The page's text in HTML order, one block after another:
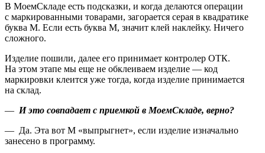
В МоемСкладе есть подсказки, и когда делаются операции
с маркированными товарами, загорается серая в квадратике
буква М. Если есть буква М, значит клей наклейку. Ничего
сложного.
Изделие пошили, далее его принимает контролер ОТК.
На этом этапе мы еще не обклеиваем изделие — код
маркировки клеится уже тогда, когда изделие принимается
на склад.
— И это совпадает с приемкой в МоемСкладе, верно?
— Да. Эта вот М «выпрыгнет», если изделие изначально
занесено в программу.